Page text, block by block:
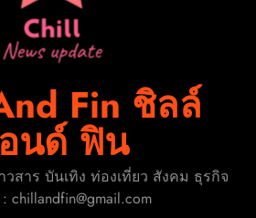
แซ่บแห่งยุค ส่งอัลบั้มชุดที่ 2
พร้อมปล่อยเอ็มวี “Cry Ugly”
มาเจอแฟนไทย 29 สิงหาคม
ร้างช่วงเวลาพิเศษกับ
งจำดีๆไปกับออนิกซ์ฮอสพิ
Fin ชิลล์
นด์ ฟิน
วสาร บันเทิง ท่องเที่ยว สังคม ธุรกิจ
chillandfin@gmail.com